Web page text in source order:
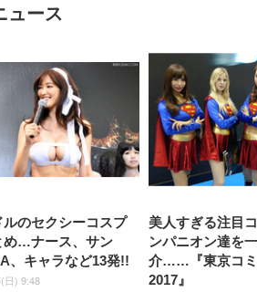
ムレスト コンパク
ロッキング pc 事務
回転 座面昇降 強化
脂ベース 通気性メ
宅ワーク H-
網+黒枠+黒足)
／デスクチェア メッシュチェ
ア 人間工学 疲れない ブラッ
￥27,999
WT | 31.5型4K
Type-C・ホワイ
EV2740X-WT | 27.0型4K
UHD・USB Type-C・ホワイ
料 ホワイト 300枚
ーツ 厚型 ワイド 42枚x2袋(84
枚) ホワイト(吸収面:ライトブ
￥3,234
ュース
ルのセクシーコスプ
め…ナース、サン
、キャラなど13発!!
日) 9:48
美人すぎる注目
ンパニオン達を
介……『東京コ
2017』